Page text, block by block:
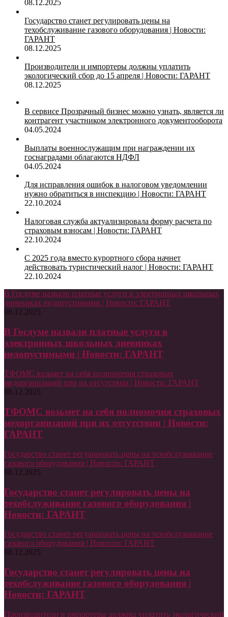
08.12.2025
Государство станет регулировать цены на
техобслуживание газового оборудования | Новости:
ГАРАНТ
08.12.2025
Производители и импортеры должны уплатить
экологический сбор до 15 апреля | Новости: ГАРАНТ
08.12.2025
В сервисе Прозрачный бизнес можно узнать, является ли
контрагент участником электронного документооборота
04.05.2024
Выплаты военнослужащим при награждении их
госнаградами облагаются НДФЛ
04.05.2024
Для исправления ошибок в налоговом уведомлении
нужно обратиться в инспекцию | Новости: ГАРАНТ
22.10.2024
Налоговая служба актуализировала форму расчета по
страховым взносам | Новости: ГАРАНТ
22.10.2024
С 2025 года вместо курортного сбора начнет
действовать туристический налог | Новости: ГАРАНТ
22.10.2024
В Госдуме назвали платные услуги в электронных школьных
дневниках недопустимыми | Новости: ГАРАНТ
08.12.2025
В Госдуме назвали платные услуги в
электронных школьных дневниках
недопустимыми | Новости: ГАРАНТ
ТФОМС возьмет на себя полномочия страховых
медорганизаций при их отсутствии | Новости: ГАРАНТ
08.12.2025
ТФОМС возьмет на себя полномочия страховых
медорганизаций при их отсутствии | Новости:
ГАРАНТ
Государство станет регулировать цены на техобслуживание
газового оборудования | Новости: ГАРАНТ
08.12.2025
Государство станет регулировать цены на
техобслуживание газового оборудования |
Новости: ГАРАНТ
Государство станет регулировать цены на техобслуживание
газового оборудования | Новости: ГАРАНТ
08.12.2025
Государство станет регулировать цены на
техобслуживание газового оборудования |
Новости: ГАРАНТ
Производители и импортеры должны уплатить экологический